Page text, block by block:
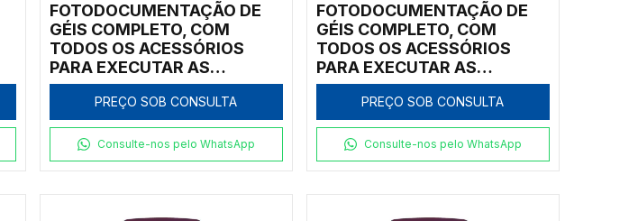
FOTODOCUMENTAÇÃO DE
GÉIS COMPLETO, COM
TODOS OS ACESSÓRIOS
PARA EXECUTAR AS
DIVERSAS TÉCNICAS -
MODELO CHEMIPROXS-9-
E60-GBFR-IC
PREÇO SOB CONSULTA
Consulte-nos pelo WhatsApp
FOTODOCUMENTAÇÃO DE
GÉIS COMPLETO, COM
TODOS OS ACESSÓRIOS
PARA EXECUTAR AS
DIVERSAS TÉCNICAS -
MODELO CHEMIPROXS-9-
E60-IRFR-IC
PREÇO SOB CONSULTA
Consulte-nos pelo WhatsApp